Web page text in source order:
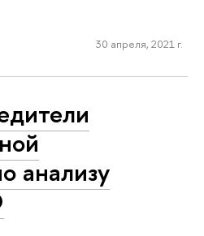
30 апреля, 2021 г.
анализу